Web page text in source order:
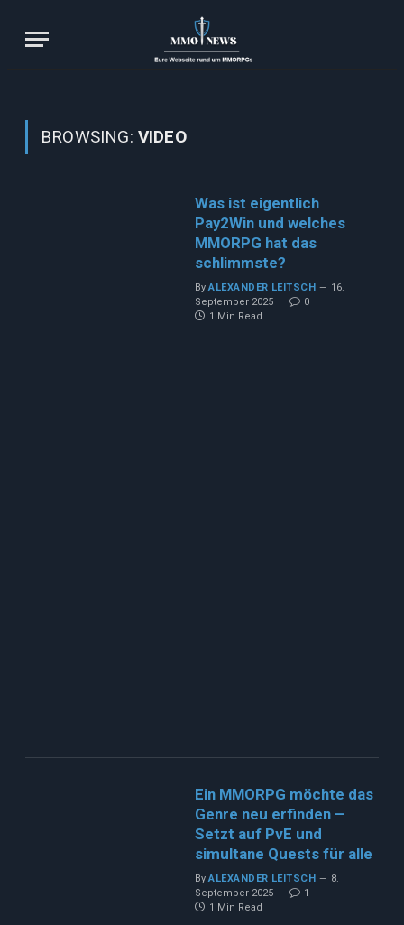
BROWSING: VIDEO
Was ist eigentlich
Pay2Win und welches
MMORPG hat das
schlimmste?
By ALEXANDER LEITSCH
16.
September 2025
0
1 Min Read
Ein MMORPG möchte das
Genre neu erfinden –
Setzt auf PvE und
simultane Quests für alle
By ALEXANDER LEITSCH
8.
September 2025
1
1 Min Read